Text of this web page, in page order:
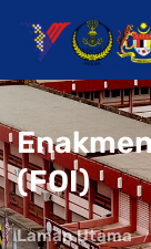
(FOI)
Laman Utama